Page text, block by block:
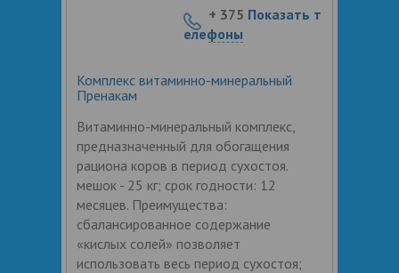
Комплекс витаминно-минеральный
Пренакам
Витаминно-минеральный комплекс,
предназначенный для обогащения
рациона коров в период сухостоя.
мешок - 25 кг; срок годности: 12
месяцев. Преимущества:
сбалансированное содержание
«кислых солей» позволяет
использовать весь период сухостоя;
+ 375 Показать т
елефоны